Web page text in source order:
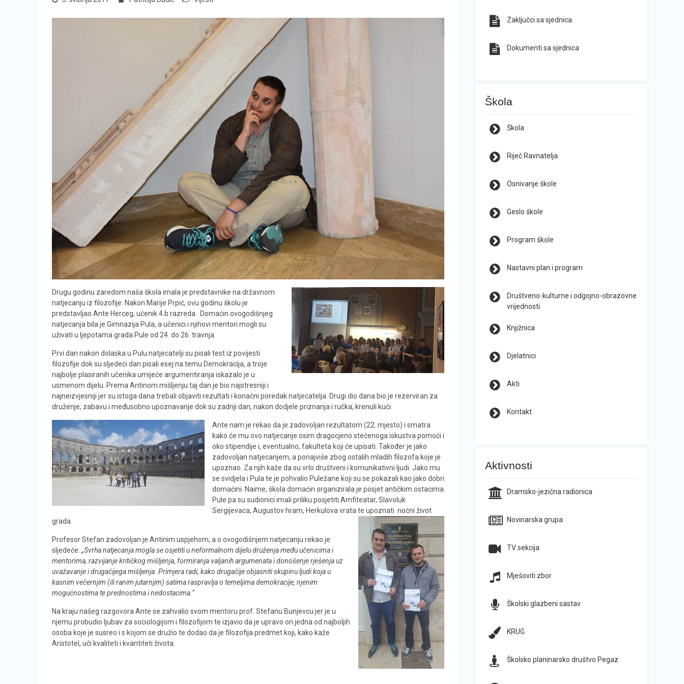
Drugu godinu zaredom naša škola imala je predstavnike na državnom
natjecanju iz filozofije. Nakon Marije Prpić, ovu godinu školu je
predstavljao Ante Herceg, učenik 4.b razreda. Domaćin ovogodišnjeg
natjecanja bila je Gimnazija Pula, a učenici i njihovi mentori mogli su
uživati u ljepotama grada Pule od 24. do 26. travnja.
Prvi dan nakon dolaska u Pulu natjecatelji su pisali test iz povijesti
filozofije dok su sljedeći dan pisali esej na temu Demokracija, a troje
najbolje plasiranih učenika umijeće argumentiranja iskazalo je u
usmenom dijelu. Prema Antinom mišljenju taj dan je bio najstresniji i
najneizvjesniji jer su istoga dana trebali objaviti rezultati i konačni poredak natjecatelja. Drugi dio dana bio je rezerviran za
druženje, zabavu i međusobno upoznavanje dok su zadnji dan, nakon dodjele priznanja i ručka, krenuli kući.
Ante nam je rekao da je zadovoljan rezultatom (22. mjesto) i smatra
kako će mu ovo natjecanje osim dragocjeno stečenoga iskustva pomoći i
oko stipendije i, eventualno, fakulteta koji će upisati. Također je jako
zadovoljan natjecanjem, a ponajviše zbog ostalih mladih filozofa koje je
upoznao. Za njih kaže da su vrlo društveni i komunikativni ljudi. Jako mu
se svidjela i Pula te je pohvalio Puležane koji su se pokazali kao jako dobri
domaćini. Naime, škola domaćin organizirala je posjet antičkim ostacima
Pule pa su sudionici imali priliku posjetiti Amfiteatar, Slavoluk
Sergijevaca, Augustov hram, Herkulova vrata te upoznati noćni život
grada.
Profesor Stefan zadovoljan je Antinim uspjehom, a o ovogodišnjem natjecanju rekao je
sljedeće: „Svrha natjecanja mogla se osjetiti u neformalnom dijelu druženja među učenicima i
mentorima, razvijanje kritičkog mišljenja, formiranja valjanih argumenata i donošenje rješenja uz
uvažavanje i drugačijega mišljenja. Primjera radi, kako drugačije objasniti skupinu ljudi koja u
kasnim večernjim (ili ranim jutarnjim) satima raspravlja o temeljima demokracije, njenim
mogućnostima te prednostima i nedostacima.“
Na kraju našeg razgovora Ante se zahvalio svom mentoru prof. Stefanu Bunjevcu jer je u
njemu probudio ljubav za sociologijom i filozofijom te izjavio da je upravo on jedna od najboljih
osoba koje je susreo i s kojom se družio te dodao da je filozofija predmet koji, kako kaže
Aristotel, uči kvaliteti i kvantiteti života.
Zaključci sa sjednica
Dokumenti sa sjednica
Škola
Škola
Riječ Ravnatelja
Osnivanje škole
Geslo škole
Program škole
Nastavni plan i program
Društveno-kulturne i odgojno-obrazovne
vrijednosti
Knjižnica
Djelatnici
Akti
Kontakt
Aktivnosti
Dramsko-jezična radionica
Novinarska grupa
TV sekcija
Mješoviti zbor
Školski glazbeni sastav
KRUG
Školsko planinarsko društvo Pegaz